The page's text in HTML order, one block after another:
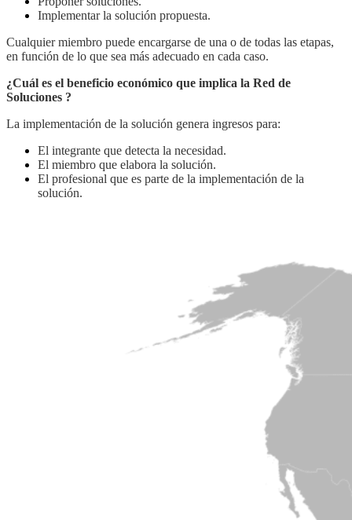
Implementar la solución propuesta.
Cualquier miembro puede encargarse de una o de todas las etapas,
en función de lo que sea más adecuado en cada caso.
¿Cuál es el beneficio económico que implica la Red de
Soluciones ?
La implementación de la solución genera ingresos para:
El integrante que detecta la necesidad.
El miembro que elabora la solución.
El profesional que es parte de la implementación de la
solución.